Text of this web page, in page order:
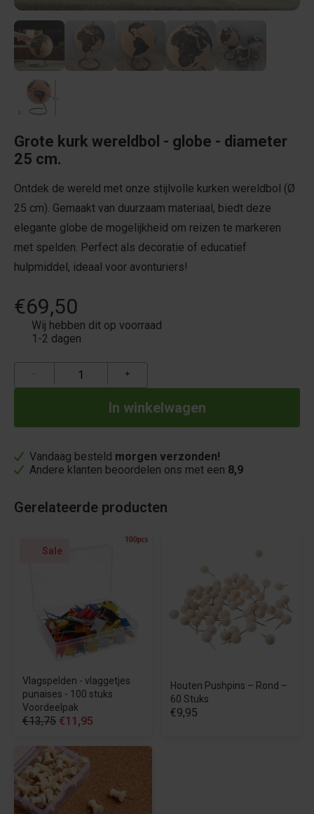
Grote kurk wereldbol - globe - diameter
25 cm.
Ontdek de wereld met onze stijlvolle kurken wereldbol (Ø
25 cm). Gemaakt van duurzaam materiaal, biedt deze
elegante globe de mogelijkheid om reizen te markeren
met spelden. Perfect als decoratie of educatief
hulpmiddel, ideaal voor avonturiers!
€69,50
Wij hebben dit op voorraad
1-2 dagen
+
Vandaag besteld morgen verzonden!
Andere klanten beoordelen ons met een 8,9
Gerelateerde producten
Sale
Vlagspelden - vlaggetjes
punaises - 100 stuks
Voordeelpak
€13,75 €11,95
Houten Pushpins – Rond –
60 Stuks
€9,95